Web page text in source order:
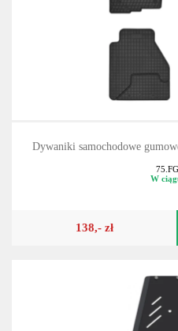
Dywaniki samochodowe
W
138,- zł